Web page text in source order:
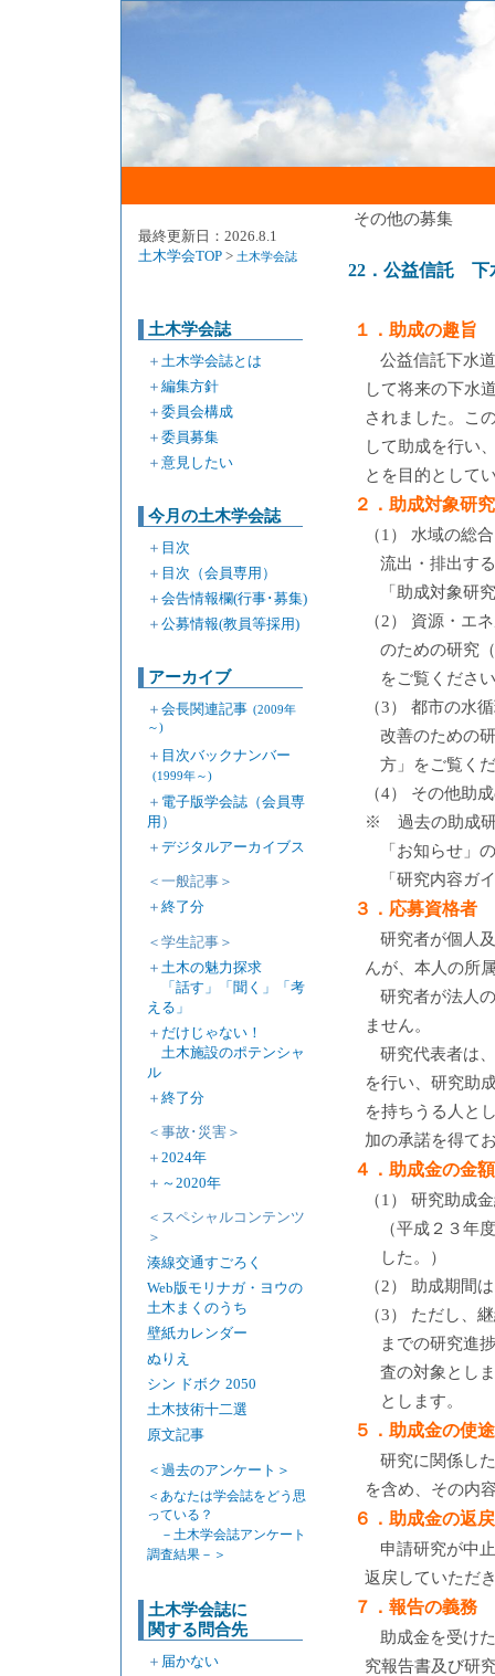
最終更新日：2026.8.1
土木学会TOP > 土木学会誌
土木学会誌
＋ 土木学会誌とは
＋ 編集方針
＋ 委員会構成
＋ 委員募集
＋ 意見したい
今月の土木学会誌
＋ 目次
＋ 目次（会員専用）
＋ 会告情報欄(行事･募集)
＋ 公募情報(教員等採用)
アーカイブ
＋ 会長関連記事 (2009年
～)
＋ 目次バックナンバー
(1999年～)
＋ 電子版学会誌（会員専
用）
＋ デジタルアーカイブス
＜一般記事＞
＋ 終了分
＜学生記事＞
＋ 土木の魅力探求
「話す」「聞く」「考
える」
＋ だけじゃない！
土木施設のポテンシャ
ル
＋ 終了分
＜事故･災害＞
＋ 2024年
＋ ～2020年
＜スペシャルコンテンツ
＞
湊線交通すごろく
Web版モリナガ・ヨウの
土木まくのうち
壁紙カレンダー
ぬりえ
シン ドボク 2050
土木技術十二選
原文記事
＜過去のアンケート＞
＜あなたは学会誌をどう思
っている？
－土木学会誌アンケート
調査結果－＞
土木学会誌に
関する問合先
＋ 届かない
その他の募集
22．公益信託 下
１．助成の趣旨
公益信託下水
して将来の下水
されました。こ
して助成を行い
とを目的として
２．助成対象研究
（1） 水域の総
流出・排出す
「助成対象研
（2） 資源・エ
のための研究
をご覧くださ
（3） 都市の水
改善のための
方」をご覧く
（4） その他助
※ 過去の助成研
「お知らせ」
「研究内容ガ
３．応募資格者
研究者が個人
んが、本人の所
研究者が法人
ません。
研究代表者は
を行い、研究助
を持ちうる人と
加の承諾を得て
４．助成金の金
（1） 研究助
（平成２３年
した。）
（2） 助成期間
（3） ただし、
までの研究進
査の対象とし
とします。
５．助成金の使途
研究に関係し
を含め、その内
６．助成金の返戻
申請研究が中
返戻していただ
７．報告の義務
助成金を受け
究報告書及び研